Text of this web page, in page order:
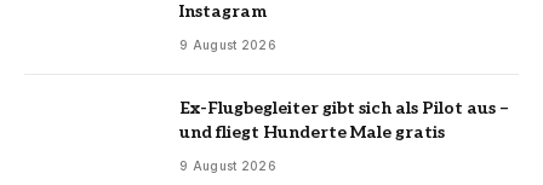
Instagram
9 August 2026
Ex-Flugbegleiter gibt sich als Pilot aus –
und fliegt Hunderte Male gratis
9 August 2026